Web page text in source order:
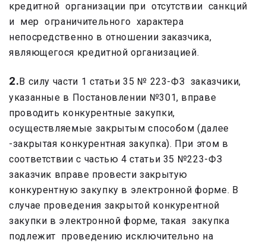
кредитной организации при отсутствии санкций
и мер ограничительного характера
непосредственно в отношении заказчика,
являющегося кредитной организацией.
2. В силу части 1 статьи 35 № 223-ФЗ заказчики,
указанные в Постановлении №301, вправе
проводить конкурентные закупки,
осуществляемые закрытым способом (далее
-закрытая конкурентная закупка). При этом в
соответствии с частью 4 статьи 35 №223-ФЗ
заказчик вправе провести закрытую
конкурентную закупку в электронной форме. В
случае проведения закрытой конкурентной
закупки в электронной форме, такая закупка
подлежит проведению исключительно на